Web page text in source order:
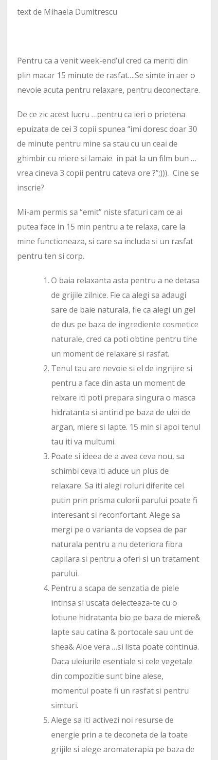
text de Mihaela Dumitrescu
Pentru ca a venit week-end’ul cred ca meriti din
plin macar 15 minute de rasfat….Se simte in aer o
nevoie acuta pentru relaxare, pentru deconectare.
De ce zic acest lucru …pentru ca ieri o prietena
epuizata de cei 3 copii spunea “imi doresc doar 30
de minute pentru mine sa stau cu un ceai de
ghimbir cu miere si lamaie in pat la un film bun …
vrea cineva 3 copii pentru cateva ore ?”;))). Cine se
inscrie?
Mi-am permis sa “emit” niste sfaturi cam ce ai
putea face in 15 min pentru a te relaxa, care la
mine functioneaza, si care sa includa si un rasfat
pentru ten si corp.
O baia relaxanta asta pentru a ne detasa
de grijile zilnice. Fie ca alegi sa adaugi
sare de baie naturala, fie ca alegi un gel
de dus pe baza de ingrediente cosmetice
naturale, cred ca poti obtine pentru tine
un moment de relaxare si rasfat.
Tenul tau are nevoie si el de ingrijire si
pentru a face din asta un moment de
relxare iti poti prepara singura o masca
hidratanta si antirid pe baza de ulei de
argan, miere si lapte. 15 min si apoi tenul
tau iti va multumi.
Poate si ideea de a avea ceva nou, sa
schimbi ceva iti aduce un plus de
relaxare. Sa iti alegi roluri diferite cel
putin prin prisma culorii parului poate fi
interesant si reconfortant. Alege sa
mergi pe o varianta de vopsea de par
naturala pentru a nu deteriora fibra
capilara si pentru a oferi si un tratament
parului.
Pentru a scapa de senzatia de piele
intinsa si uscata delecteaza-te cu o
lotiune hidratanta bio pe baza de miere&
lapte sau catina & portocale sau unt de
shea& Aloe vera …si lista poate continua.
Daca uleiurile esentiale si cele vegetale
din compozitie sunt bine alese,
momentul poate fi un rasfat si pentru
simturi.
Alege sa iti activezi noi resurse de
energie prin a te deconeta de la toate
grijile si alege aromaterapia pe baza de